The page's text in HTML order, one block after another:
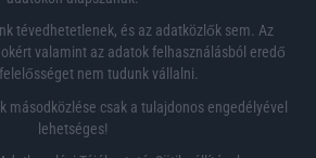
tévedhetetlenek, és az adatközlők sem. Az
valamint az adatok felhasználásból eredő
nem tudunk vállalni.
másodközlése csak a tulajdonos engedélyével
lehetséges!